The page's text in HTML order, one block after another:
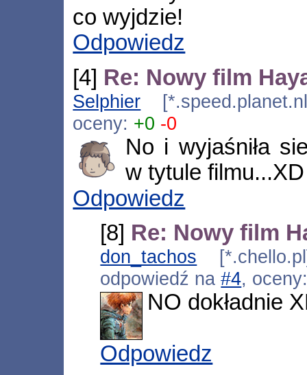
co wyjdzie!
Odpowiedz
[4] Re: Nowy film
Selphier
oceny: +0 -0
No i wyjaśniła
w tytule filmu...XD
Odpowiedz
[8] Re: Nowy film
don_tachos
odpowiedź na#4,
NO dokładnie
Odpowiedz